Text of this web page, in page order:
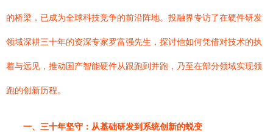
的桥梁，已成为全球科技竞争的前沿阵地。投融界专访了在硬件研发
领域深耕三十年的资深专家罗富强先生，探讨他如何凭借对技术的执
着与远见，推动国产智能硬件从跟跑到并跑，乃至在部分领域实现领
跑的创新历程。
一、三十年坚守：从基础研发到系统创新的蜕变